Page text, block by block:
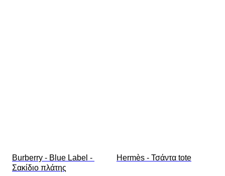
Burberry - Blue Label -
Σακίδιο πλάτης
Hermès - Τσάντα tote